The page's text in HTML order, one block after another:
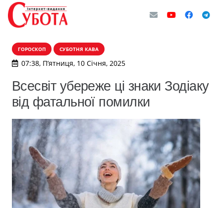
ГОРОСКОП СУБОТНЯ КАВА
07:38, П’ятниця, 10 Січня, 2025
Всесвіт убереже ці знаки Зодіаку
від фатальної помилки